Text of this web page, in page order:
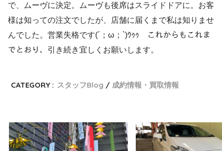
で、ムーヴに決定。ムーヴも後席はスライドドアに。お客
様は知っての注文でしたが、店舗に届くまで私は知りませ
んでした。営業失格です(´；ω；`)ｳｩｩ これからもこれま
でとおり、引き続き宜しくお願いします。
CATEGORY : スタッフBlog 成約情報・買取情報